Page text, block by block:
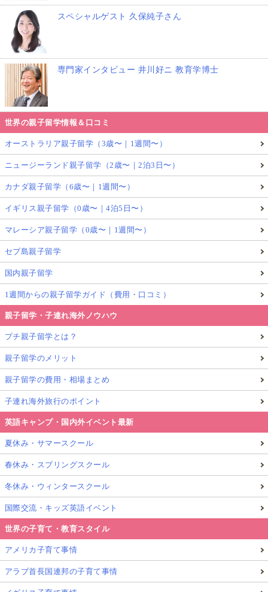
スペシャルゲスト 久保純子さん
専門家インタビュー 井川好ニ 教育学博士
世界の親子留学情報＆口コミ
オーストラリア親子留学（3歳〜｜1週間〜）
ニュージーランド親子留学（2歳〜｜2泊3日〜）
カナダ親子留学（6歳〜｜1週間〜）
イギリス親子留学（0歳〜｜4泊5日〜）
マレーシア親子留学（0歳〜｜1週間〜）
セブ島親子留学
国内親子留学
1週間からの親子留学ガイド（費用・口コミ）
親子留学・子連れ海外ノウハウ
プチ親子留学とは？
親子留学のメリット
親子留学の費用・相場まとめ
子連れ海外旅行のポイント
英語キャンプ・国内外イベント最新
夏休み・サマースクール
春休み・スプリングスクール
冬休み・ウィンタースクール
国際交流・キッズ英語イベント
世界の子育て・教育スタイル
アメリカ子育て事情
アラブ首長国連邦の子育て事情